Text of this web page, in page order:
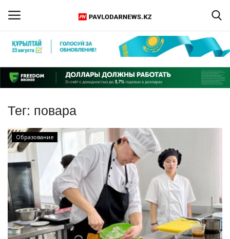
Регистрация
Главная
Обратная связь
ПАВЛОДАРСКАЯ ОБЛАСТЬ
КАЗАХСТАН
МИР
СПЕЦПРОЕКТЫ
Тег: повара
Образование